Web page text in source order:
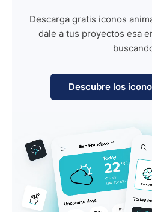
Descarga gratis iconos
dale a tus proyectos esa
Descubre los